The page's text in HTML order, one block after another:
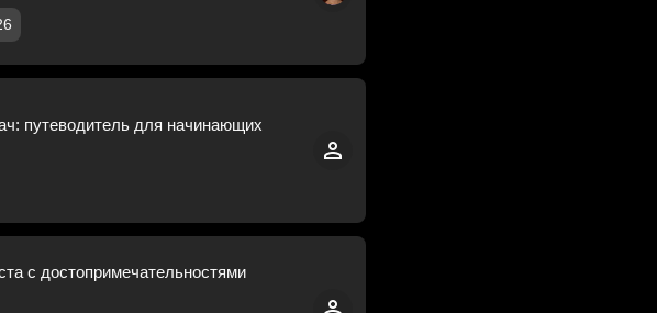
путеводитель для начинающих
с достопримечательностями